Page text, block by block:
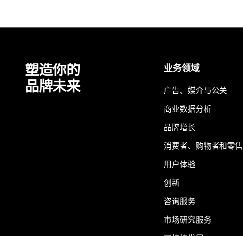
塑造你的
品牌未来
业务领域
广告、媒介与公关
商业数据分析
品牌增长
消费者、购物者和零售
用户体验
创新
咨询服务
市场研究服务